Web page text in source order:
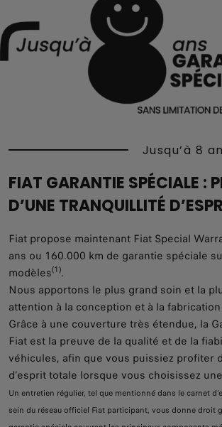
Jusqu’à 8
FIAT GARANTIE SPÉCIALE :
D’UNE TRANQUILLITÉ
Fiat propose maintenant Fiat Special
ans ou 160.000 km de garantie spéciale
modèles(1).
Nous apportons le plus grand soin et la
attention à la conception et à la
Grâce à une couverture très étendue, la
Fiat est la preuve de la qualité et de la
véhicules, afin que vous puissiez profiter
d’esprit totale lorsque vous choisissez
Un entretien régulier, tel que mentionné dans le carnet
sein du réseau officiel Fiat participant, vous donne droit